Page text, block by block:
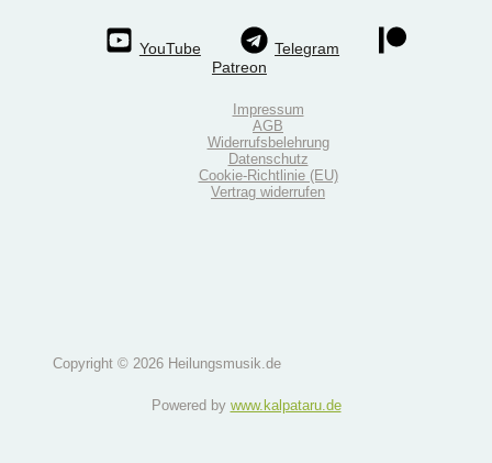
YouTube
Telegram
Patreon
Impressum
AGB
Widerrufsbelehrung
Datenschutz
Cookie-Richtlinie (EU)
Vertrag widerrufen
Copyright © 2026 Heilungsmusik.de
Powered by www.kalpataru.de